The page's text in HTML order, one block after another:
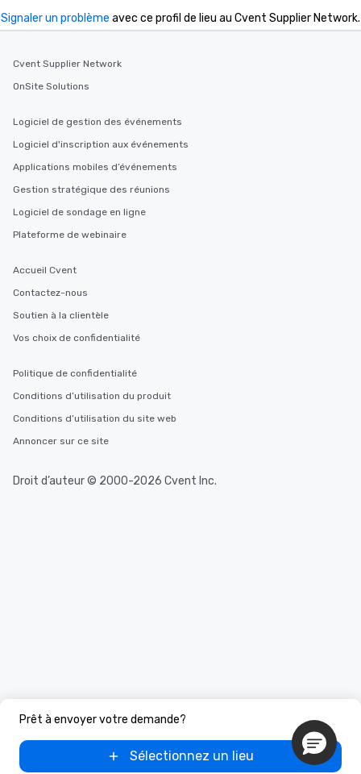
Prêt à envoyer votre demande?
Sélectionnez un lieu
Signaler un problème avec ce profil de lieu au Cvent Supplier Network.
Cvent Supplier Network
OnSite Solutions
Logiciel de gestion des événements
Logiciel d'inscription aux événements
Applications mobiles d’événements
Gestion stratégique des réunions
Logiciel de sondage en ligne
Plateforme de webinaire
Accueil Cvent
Contactez-nous
Soutien à la clientèle
Vos choix de confidentialité
Politique de confidentialité
Conditions d’utilisation du produit
Conditions d’utilisation du site web
Annoncer sur ce site
Droit d’auteur © 2000-2026 Cvent Inc.